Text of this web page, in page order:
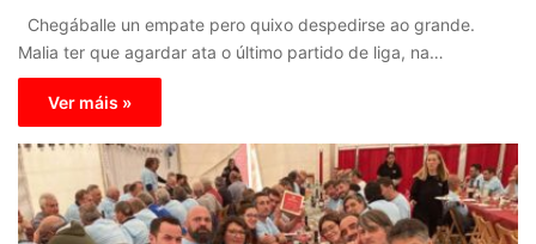
Chegáballe un empate pero quixo despedirse ao grande.
Malia ter que agardar ata o último partido de liga, na…
Ver máis »